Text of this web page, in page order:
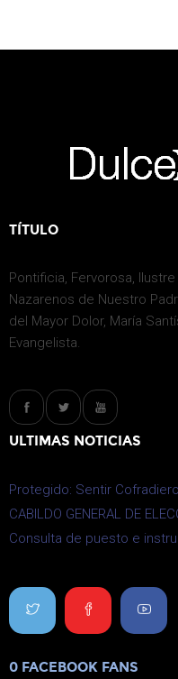
TÍTULO
Pontificia, Fervorosa,
Nazarenos de Nuestro
del Mayor Dolor, María
Evangelista.
ULTIMAS NOTICIAS
Protegido: Sentir
CABILDO GENERAL DE
Consulta de puesto e
0 FACEBOOK FANS